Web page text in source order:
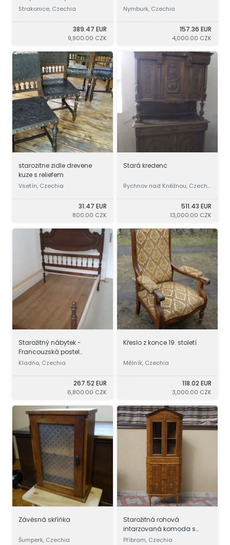
Strakonice, Czechia
389.47 EUR
9,900.00 CZK
Nymburk, Czechia
157.36 EUR
4,000.00 CZK
starozitne zidle drevene
kuze s reliefem
Vsetín, Czechia
31.47 EUR
800.00 CZK
Stará kredenc
Rychnov nad Kněžnou, Czechi
511.43 EUR
13,000.00 CZK
Starožitný nábytek -
Francouzská postel
19.století
Kladno, Czechia
267.52 EUR
6,800.00 CZK
Křeslo z konce 19. století
Mělník, Czechia
118.02 EUR
3,000.00 CZK
Závěsná skříňka
Šumperk, Czechia
Starožitná rohová
intarzovaná komoda s
vitrínou
Příbram, Czechia